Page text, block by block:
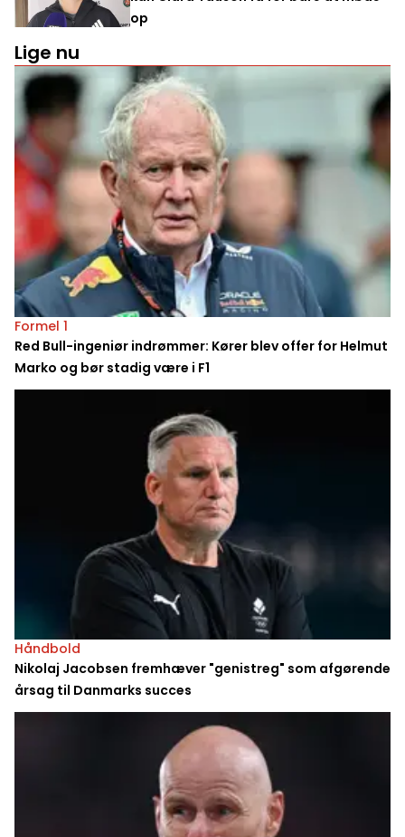
op
Lige nu
Formel 1
Red Bull-ingeniør indrømmer: Kører blev offer for Helmut
Marko og bør stadig være i F1
Håndbold
Nikolaj Jacobsen fremhæver "genistreg" som afgørende
årsag til Danmarks succes